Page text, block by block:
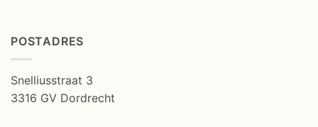
POSTADRES
Snelliusstraat 3
3316 GV Dordrecht